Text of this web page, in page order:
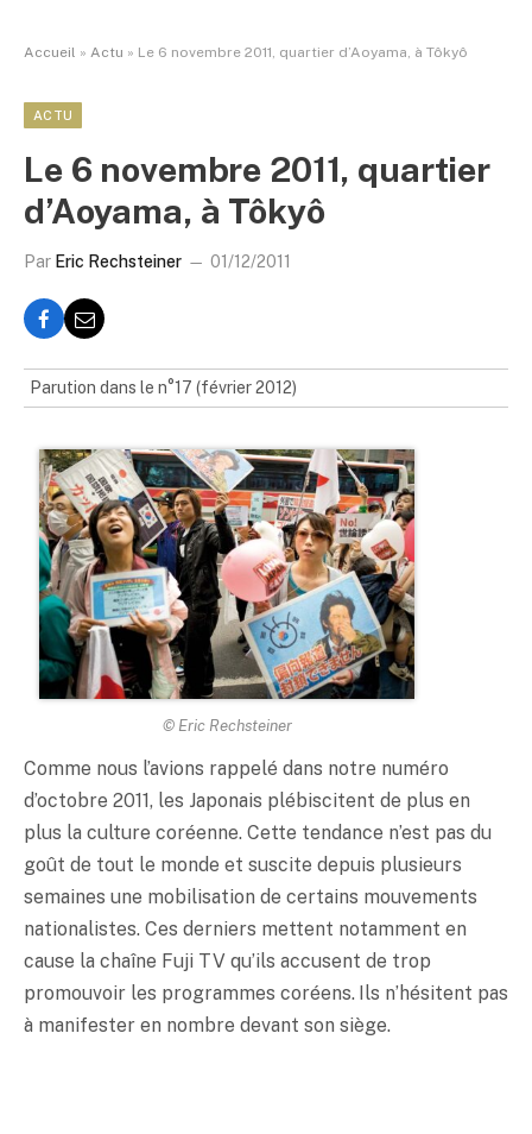
Accueil » Actu » Le 6 novembre 2011, quartier d’Aoyama, à Tôkyô
ACTU
Le 6 novembre 2011, quartier
d’Aoyama, à Tôkyô
Par Eric Rechsteiner 01/12/2011
Parution dans le n°17 (février 2012)
© Eric Rechsteiner
Comme nous l’avions rappelé dans notre numéro
d’octobre 2011, les Japonais plébiscitent de plus en
plus la culture coréenne. Cette tendance n’est pas du
goût de tout le monde et suscite depuis plusieurs
semaines une mobilisation de certains mouvements
nationalistes. Ces derniers mettent notamment en
cause la chaîne Fuji TV qu’ils accusent de trop
promouvoir les programmes coréens. Ils n’hésitent pas
à manifester en nombre devant son siège.